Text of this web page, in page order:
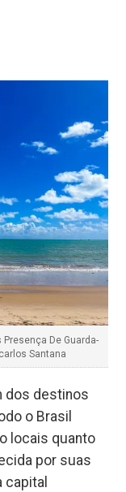
De Guarda-
Santana
dos destinos
o Brasil
locais quanto
por suas
capital